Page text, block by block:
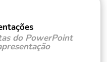
do PowerPoint